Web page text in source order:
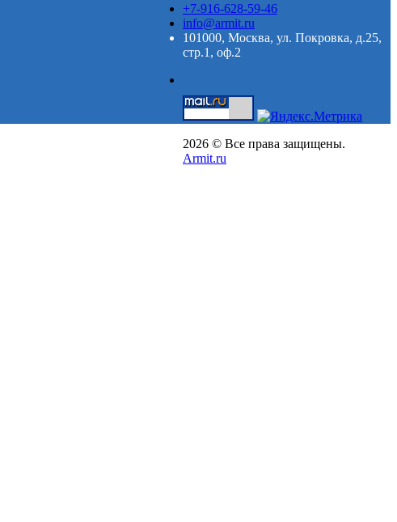
+7-916-628-59-46
info@armit.ru
101000, Москва, ул. Покровка, д.25,
стр.1, оф.2
2026 © Все права защищены.
Armit.ru